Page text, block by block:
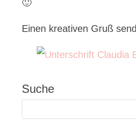
🙂
Einen kreativen Gruß
Suche